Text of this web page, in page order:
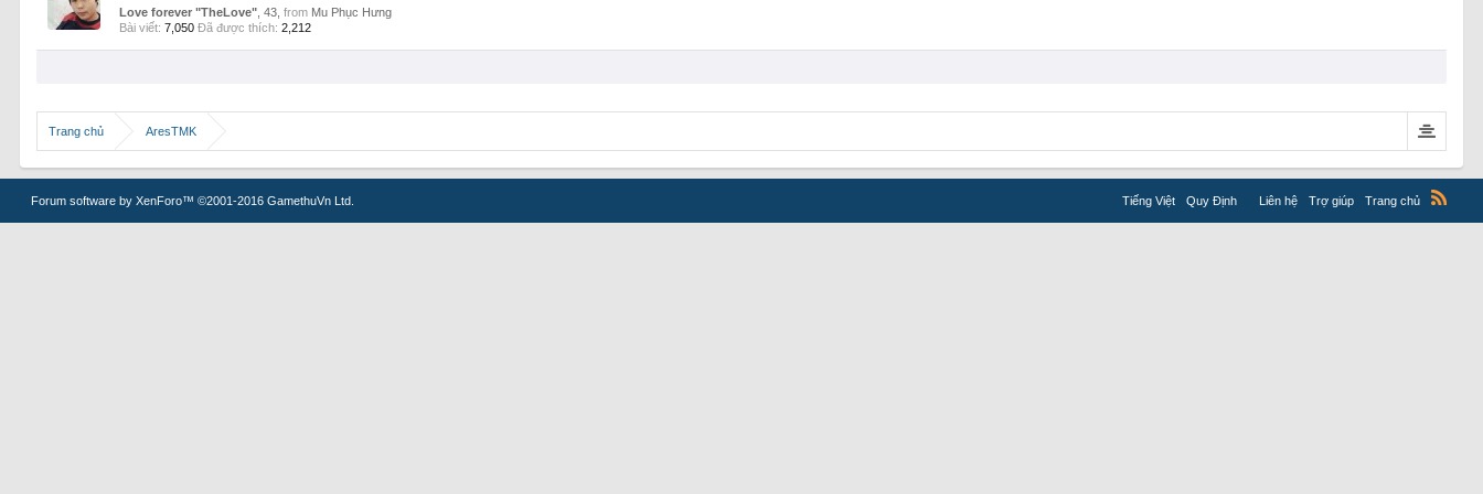
Love forever "TheLove" , 43,from Mu Phục Hưng
Bài viết: 7,050 Đã được thích: 2,212
Trang chủ AresTMK
Forum software by XenForo™©2001-2016 GamethuVn Ltd. Tiếng Việt Quy Định Liên hệ Trợ giúp Trang chủ